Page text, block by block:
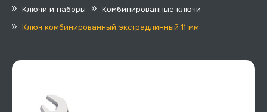
Ключи и наборы
Комбинированные ключи
Ключ комбинированный экстрадлинный 11 мм